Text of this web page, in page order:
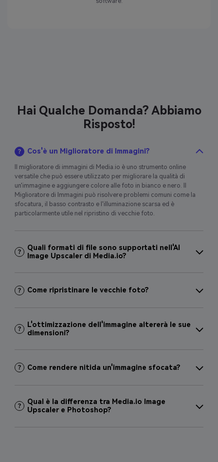
Hai Qualche Domanda? Abbiamo
Risposto!
Cos'è un Miglioratore di Immagini?
Il miglioratore di immagini di Media.io è uno strumento online
versatile che può essere utilizzato per migliorare la qualità di
un'immagine e aggiungere colore alle foto in bianco e nero. Il
Miglioratore di Immagini può risolvere problemi comuni come la
sfocatura, il basso contrasto e l'illuminazione scarsa ed è
particolarmente utile nel ripristino di vecchie foto.
Quali formati di file sono supportati nell'AI
Image Upscaler di Media.io?
Come ripristinare le vecchie foto?
L'ottimizzazione dell'immagine altererà le sue
dimensioni?
Come rendere nitida un'immagine sfocata?
Qual è la differenza tra Media.io Image
Upscaler e Photoshop?